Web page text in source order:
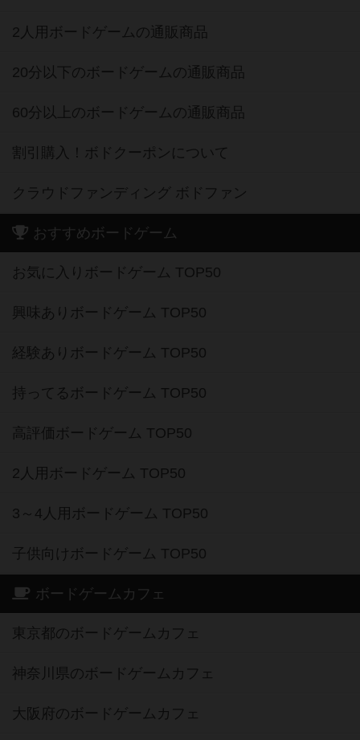
2人用ボードゲームの通販商品
20分以下のボードゲームの通販商品
60分以上のボードゲームの通販商品
割引購入！ボドクーポンについて
クラウドファンディング ボドファン
おすすめボードゲーム
お気に入りボードゲーム TOP50
興味ありボードゲーム TOP50
経験ありボードゲーム TOP50
持ってるボードゲーム TOP50
高評価ボードゲーム TOP50
2人用ボードゲーム TOP50
3～4人用ボードゲーム TOP50
子供向けボードゲーム TOP50
ボードゲームカフェ
東京都のボードゲームカフェ
神奈川県のボードゲームカフェ
大阪府のボードゲームカフェ